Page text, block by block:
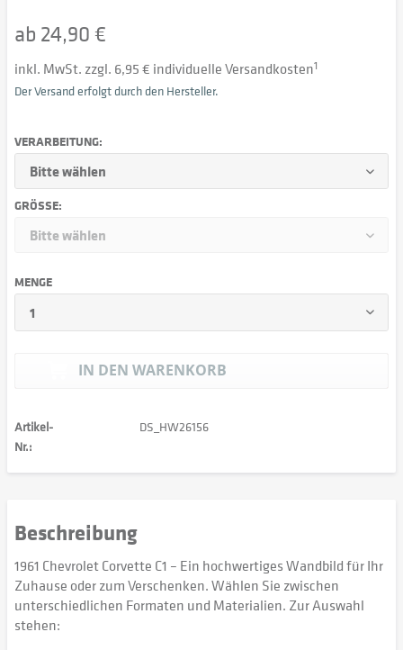
ab 24,90 €
inkl. MwSt. zzgl. 6,95 € individuelle Versandkosten1
Der Versand erfolgt durch den Hersteller.
VERARBEITUNG:
GRÖSSE:
MENGE
IN DEN WARENKORB
Artikel-
Nr.:
DS_HW26156
Beschreibung
1961 Chevrolet Corvette C1 – Ein hochwertiges Wandbild für Ihr
Zuhause oder zum Verschenken. Wählen Sie zwischen
unterschiedlichen Formaten und Materialien. Zur Auswahl
stehen: